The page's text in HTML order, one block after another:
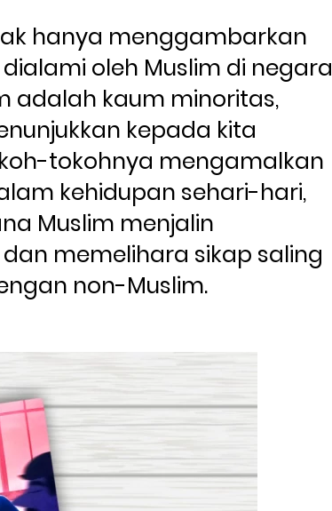
hanya menggambarkan
oleh Muslim di negara
adalah kaum minoritas,
kepada kita
tokohnya mengamalkan
kehidupan sehari-hari,
Muslim menjalin
memelihara sikap saling
non-Muslim.